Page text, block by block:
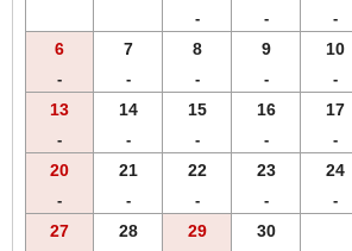
- - -
6
-
7
-
8
-
9
-
10
-
13
-
14
-
15
-
16
-
17
-
20
-
21
-
22
-
23
-
24
-
27 28 29 30